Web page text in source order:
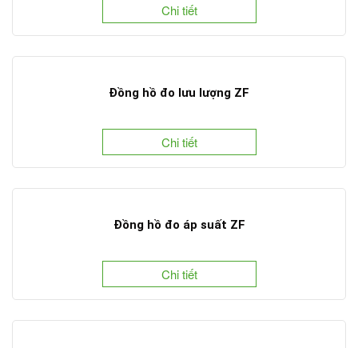
Chi tiết
Đồng hồ đo lưu lượng ZF
Chi tiết
Đồng hồ đo áp suất ZF
Chi tiết